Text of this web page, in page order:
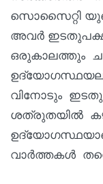
സൊസൈറ്റി
അവർ
ഒരുകാലത്തും
വിനോടും
ശത്രുതയിൽ
വാർത്തകൾ